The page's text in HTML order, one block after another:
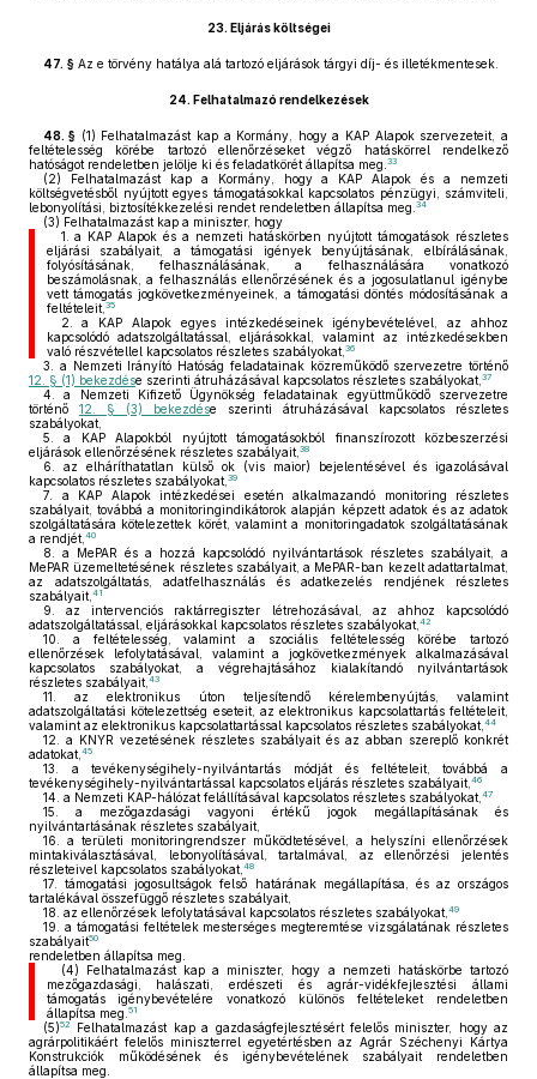
23. Eljárás költségei
47. § Az e törvény hatálya alá tartozó eljárások tárgyi díj- és illetékmentesek.
24. Felhatalmazó rendelkezések
48. § (1) Felhatalmazást kap a Kormány, hogy a KAP Alapok szervezeteit, a
feltételesség körébe tartozó ellenőrzéseket végző hatáskörrel rendelkező
hatóságot rendeletben jelölje ki és feladatkörét állapítsa meg. 33
(2) Felhatalmazást kap a Kormány, hogy a KAP Alapok és a nemzeti
költségvetésből nyújtott egyes támogatásokkal kapcsolatos pénzügyi, számviteli,
lebonyolítási, biztosítékkezelési rendet rendeletben állapítsa meg. 34
(3) Felhatalmazást kap a miniszter, hogy
1.
a KAP Alapok és a nemzeti hatáskörben nyújtott támogatások részletes
eljárási szabályait, a támogatási igények benyújtásának, elbírálásának,
folyósításának, felhasználásának, a felhasználására vonatkozó
beszámolásnak, a felhasználás ellenőrzésének és a jogosulatlanul igénybe
vett támogatás jogkövetkezményeinek, a támogatási döntés módosításának a
feltételeit, 35
2.
a KAP Alapok egyes intézkedéseinek igénybevételével, az ahhoz
kapcsolódó adatszolgáltatással, eljárásokkal, valamint az intézkedésekben
való részvétellel kapcsolatos részletes szabályokat, 36
3.
a Nemzeti Irányító Hatóság feladatainak közreműködő szervezetre történő
12. § (1) bekezdése szerinti átruházásával kapcsolatos részletes szabályokat, 37
4.
a Nemzeti Kifizető Ügynökség feladatainak együttműködő szervezetre
történő 12. § (3) bekezdése szerinti átruházásával kapcsolatos részletes
szabályokat,
5.
a KAP Alapokból nyújtott támogatásokból finanszírozott közbeszerzési
eljárások ellenőrzésének részletes szabályait, 38
6.
az elháríthatatlan külső ok (vis maior) bejelentésével és igazolásával
kapcsolatos részletes szabályokat, 39
7.
a KAP Alapok intézkedései esetén alkalmazandó monitoring részletes
szabályait, továbbá a monitoringindikátorok alapján képzett adatok és az adatok
szolgáltatására kötelezettek körét, valamint a monitoringadatok szolgáltatásának
a rendjét, 40
8.
a MePAR és a hozzá kapcsolódó nyilvántartások részletes szabályait, a
MePAR üzemeltetésének részletes szabályait, a MePAR-ban kezelt adattartalmat,
az adatszolgáltatás, adatfelhasználás és adatkezelés rendjének részletes
szabályait, 41
9.
az intervenciós raktárregiszter létrehozásával, az ahhoz kapcsolódó
adatszolgáltatással, eljárásokkal kapcsolatos részletes szabályokat, 42
10.
a feltételesség, valamint a szociális feltételesség körébe tartozó
ellenőrzések lefolytatásával, valamint a jogkövetkezmények alkalmazásával
kapcsolatos szabályokat, a végrehajtásához kialakítandó nyilvántartások
részletes szabályait, 43
11.
az elektronikus úton teljesítendő kérelembenyújtás, valamint
adatszolgáltatási kötelezettség eseteit, az elektronikus kapcsolattartás feltételeit,
valamint az elektronikus kapcsolattartással kapcsolatos részletes szabályokat, 44
12.
a KNYR vezetésének részletes szabályait és az abban szereplő konkrét
adatokat, 45
13.
a tevékenységihely-nyilvántartás módját és feltételeit, továbbá a
tevékenységihely-nyilvántartással kapcsolatos eljárás részletes szabályait, 46
14. a Nemzeti KAP-hálózat felállításával kapcsolatos részletes szabályokat, 47
15.
a mezőgazdasági vagyoni értékű jogok megállapításának és
nyilvántartásának részletes szabályait,
16.
a területi monitoringrendszer működtetésével, a helyszíni ellenőrzések
mintakiválasztásával, lebonyolításával, tartalmával, az ellenőrzési jelentés
részleteivel kapcsolatos szabályokat, 48
17.
támogatási jogosultságok felső határának megállapítása, és az országos
tartalékával összefüggő részletes szabályait,
18. az ellenőrzések lefolytatásával kapcsolatos részletes szabályokat, 49
19.
a támogatási feltételek mesterséges megteremtése vizsgálatának részletes
szabályait50
rendeletben állapítsa meg.
(4) Felhatalmazást kap a miniszter, hogy a nemzeti hatáskörbe tartozó
mezőgazdasági, halászati, erdészeti és agrár-vidékfejlesztési állami
támogatás igénybevételére vonatkozó különös feltételeket rendeletben
állapítsa meg. 51
(5)52
Felhatalmazást kap a gazdaságfejlesztésért felelős miniszter, hogy az
agrárpolitikáért felelős miniszterrel egyetértésben az Agrár Széchenyi Kártya
Konstrukciók működésének és igénybevételének szabályait rendeletben
állapítsa meg.